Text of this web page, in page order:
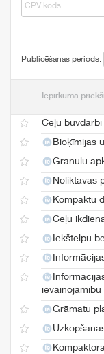
Publicēšanas periods:
Iepirkuma
Ceļu būvdarbi
Bioķīmijas
Granulu
Noliktavas
Kompaktu
Ceļu
Iekštelpu
ievainojamību
Grāmatu